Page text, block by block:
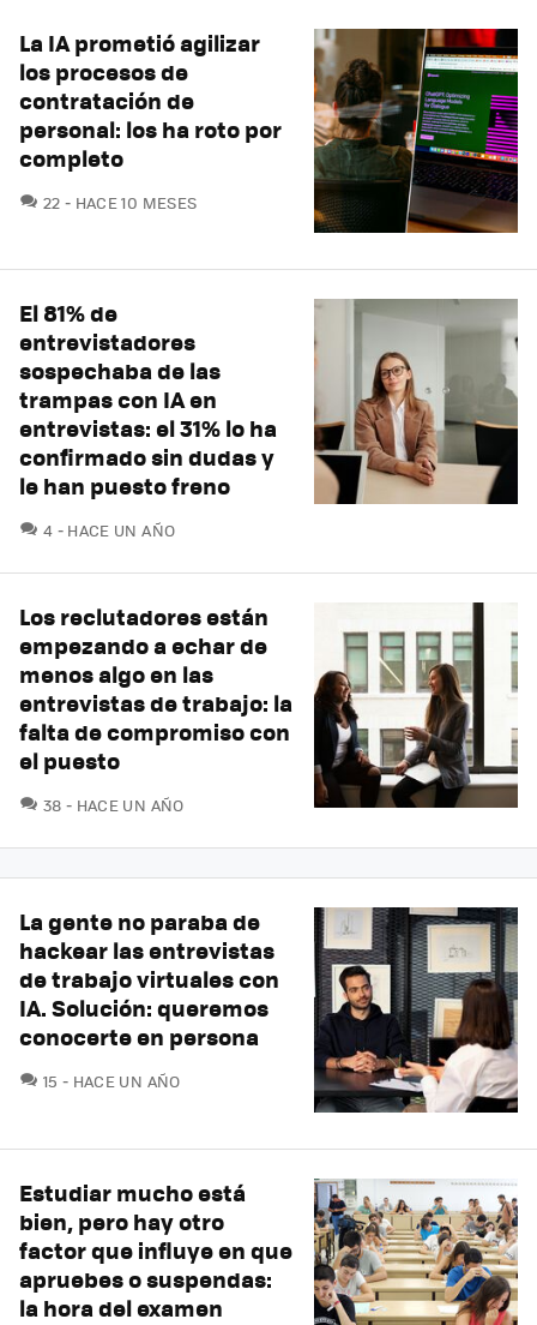
La IA prometió agilizar
los procesos de
contratación de
personal: los ha roto por
completo
22 COMENTARIOS
HACE 10 MESES
El 81% de
entrevistadores
sospechaba de las
trampas con IA en
entrevistas: el 31% lo ha
confirmado sin dudas y
le han puesto freno
4 COMENTARIOS
HACE UN AÑO
Los reclutadores están
empezando a echar de
menos algo en las
entrevistas de trabajo: la
falta de compromiso con
el puesto
38 COMENTARIOS
HACE UN AÑO
La gente no paraba de
hackear las entrevistas
de trabajo virtuales con
IA. Solución: queremos
conocerte en persona
15 COMENTARIOS
HACE UN AÑO
Estudiar mucho está
bien, pero hay otro
factor que influye en que
apruebes o suspendas:
la hora del examen